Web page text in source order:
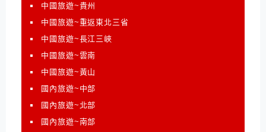
中國旅遊~貴州
中國旅遊~重返東北三省
中國旅遊~長江三峽
中國旅遊~雲南
中國旅遊~黃山
國內旅遊~中部
國內旅遊~北部
國內旅遊~南部